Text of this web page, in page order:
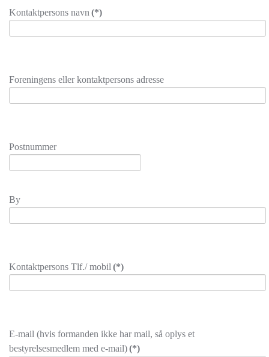
Kontaktpersons navn (*)
Foreningens eller kontaktpersons adresse
Postnummer
By
Kontaktpersons Tlf./ mobil (*)
E-mail (hvis formanden ikke har mail, så oplys et
bestyrelsesmedlem med e-mail)(*)